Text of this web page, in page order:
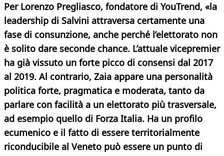
Per Lorenzo Pregliasco, fondatore di YouTrend, «la
leadership di Salvini attraversa certamente una
fase di consunzione, anche perché l’elettorato non
è solito dare seconde chance. L’attuale vicepremier
ha già vissuto un forte picco di consensi dal 2017
al 2019. Al contrario, Zaia appare una personalità
politica forte, pragmatica e moderata, tanto da
parlare con facilità a un elettorato più trasversale,
ad esempio quello di Forza Italia. Ha un profilo
ecumenico e il fatto di essere territorialmente
riconducibile al Veneto può essere un punto di